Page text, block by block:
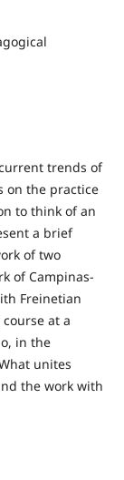
trends of
on the practice
to think of an
a brief
of two
of Campinas-
Freinetian
at a
in the
unites
the work with